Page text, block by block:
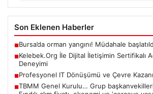
Son Eklenen Haberler
■Bursa’da orman yangını! Müdahale
■Kelebek.Org İle Dijital İletişimin Sertifikalı
Deneyimi
■Profesyonel IT Dönüşümü ve Çevre
■TBMM Genel Kurulu… Grup